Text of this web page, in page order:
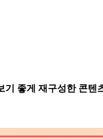
좋게 재구성한 콘텐